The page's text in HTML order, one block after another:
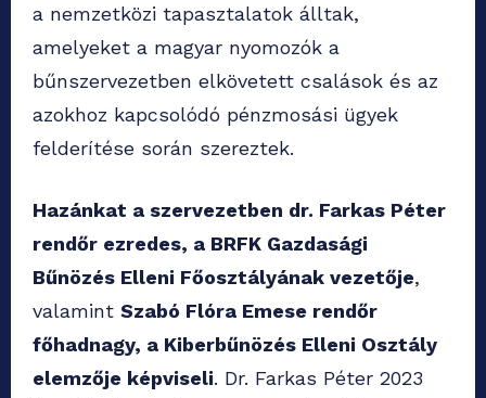
a nemzetközi tapasztalatok álltak,
amelyeket a magyar nyomozók a
bűnszervezetben elkövetett csalások és az
azokhoz kapcsolódó pénzmosási ügyek
felderítése során szereztek.
Hazánkat a szervezetben dr. Farkas Péter
rendőr ezredes, a BRFK Gazdasági
Bűnözés Elleni Főosztályának vezetője,
valamint Szabó Flóra Emese rendőr
főhadnagy, a Kiberbűnözés Elleni Osztály
elemzője képviseli. Dr. Farkas Péter 2023